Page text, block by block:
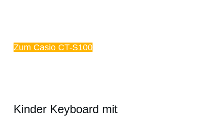
Zum Casio CT-S100
Kinder Keyboard mit